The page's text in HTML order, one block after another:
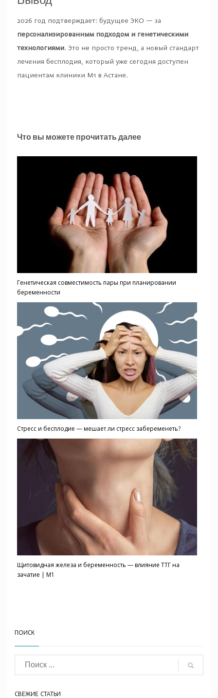
2026 год подтверждает: будущее ЭКО — за
персонализированным подходом и генетическими
технологиями. Это не просто тренд, а новый стандарт
лечения бесплодия, который уже сегодня доступен
пациентам клиники M1 в Астане.
Что вы можете прочитать далее
Генетическая совместимость пары при планировании
беременности
Стресс и бесплодие — мешает ли стресс забеременеть?
Щитовидная железа и беременность — влияние ТТГ на
зачатие | M1
ПОИСК
СВЕЖИЕ СТАТЬИ